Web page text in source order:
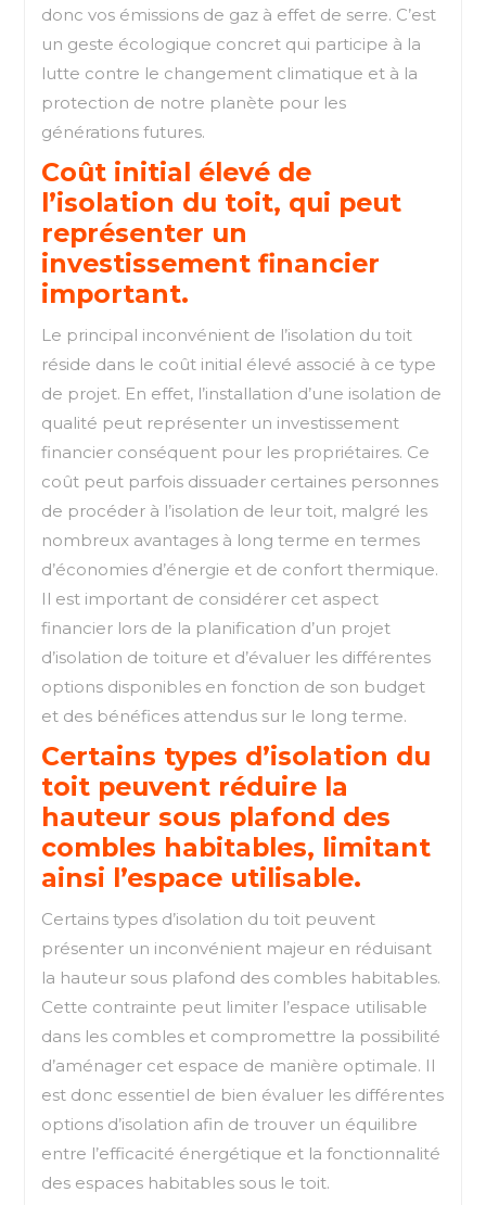
donc vos émissions de gaz à effet de serre. C’est
un geste écologique concret qui participe à la
lutte contre le changement climatique et à la
protection de notre planète pour les
générations futures.
Coût initial élevé de
l’isolation du toit, qui peut
représenter un
investissement financier
important.
Le principal inconvénient de l’isolation du toit
réside dans le coût initial élevé associé à ce type
de projet. En effet, l’installation d’une isolation de
qualité peut représenter un investissement
financier conséquent pour les propriétaires. Ce
coût peut parfois dissuader certaines personnes
de procéder à l’isolation de leur toit, malgré les
nombreux avantages à long terme en termes
d’économies d’énergie et de confort thermique.
Il est important de considérer cet aspect
financier lors de la planification d’un projet
d’isolation de toiture et d’évaluer les différentes
options disponibles en fonction de son budget
et des bénéfices attendus sur le long terme.
Certains types d’isolation du
toit peuvent réduire la
hauteur sous plafond des
combles habitables, limitant
ainsi l’espace utilisable.
Certains types d’isolation du toit peuvent
présenter un inconvénient majeur en réduisant
la hauteur sous plafond des combles habitables.
Cette contrainte peut limiter l’espace utilisable
dans les combles et compromettre la possibilité
d’aménager cet espace de manière optimale. Il
est donc essentiel de bien évaluer les différentes
options d’isolation afin de trouver un équilibre
entre l’efficacité énergétique et la fonctionnalité
des espaces habitables sous le toit.